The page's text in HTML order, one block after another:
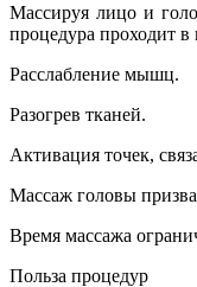
Массируя лицо и
процедура проходит в
Расслабление мышц.
Разогрев тканей.
Активация точек,
Массаж головы
Время массажа
Польза процедур